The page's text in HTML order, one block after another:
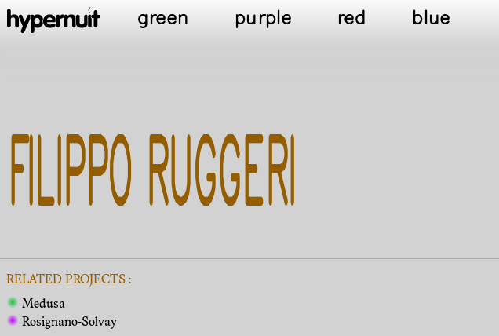
green purple red blue
FILIPPO RUGGERI
RELATED PROJECTS :
Medusa
Rosignano-Solvay